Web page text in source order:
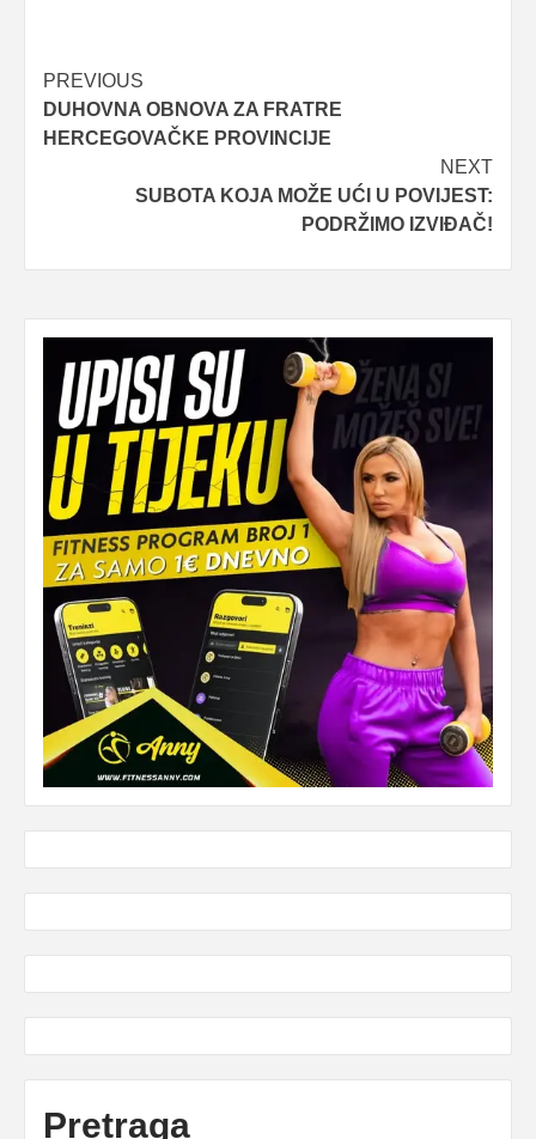
Post
navigation
PREVIOUS
DUHOVNA OBNOVA ZA FRATRE
HERCEGOVAČKE PROVINCIJE
NEXT
SUBOTA KOJA MOŽE UĆI U POVIJEST:
PODRŽIMO IZVIĐAČ!
Pretraga